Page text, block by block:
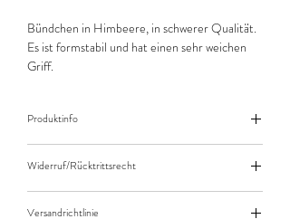
Bündchen in Himbeere, in schwerer Qualität.
Es ist formstabil und hat einen sehr weichen
Griff.
Produktinfo
10cm (0,1m) Länge des Stoffes.
Bei einer Bestellung von zB. 50cm (0,5m)
daher bitte Anzahl 5 eingeben.
Widerruf/Rücktrittsrecht
Versandrichtlinie